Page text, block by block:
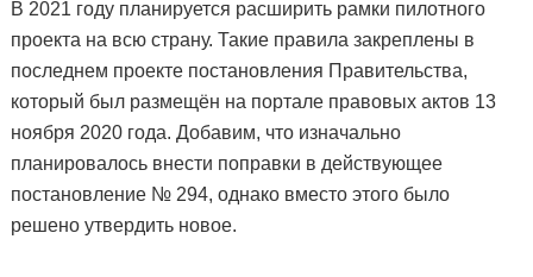
В 2021 году планируется расширить рамки пилотного
проекта на всю страну. Такие правила закреплены в
последнем проекте постановления Правительства,
который был размещён на портале правовых актов 13
ноября 2020 года. Добавим, что изначально
планировалось внести поправки в действующее
постановление № 294, однако вместо этого было
решено утвердить новое.